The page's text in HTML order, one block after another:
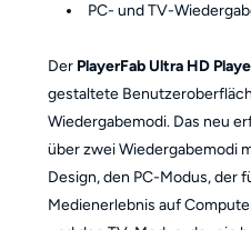
PC- und TV-
Der PlayerFab Ultra HD
gestaltete
Wiedergabemodi. Das neu
über zwei Wiedergabemodi
Design, den PC-Modus, der
Medienerlebnis auf